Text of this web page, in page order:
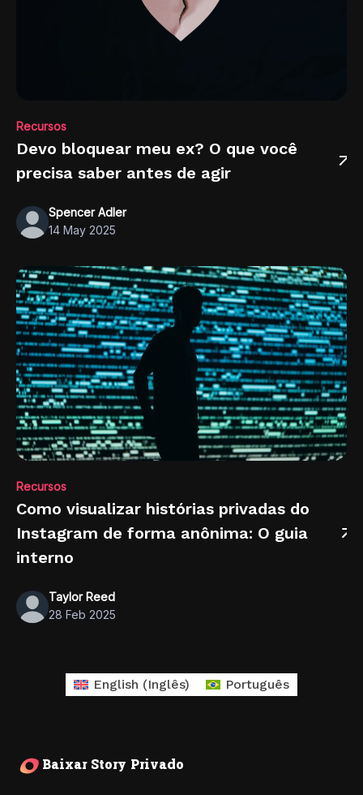
Recursos
Devo bloquear meu ex? O que você
precisa saber antes de agir
Spencer Adler
14 May 2025
Recursos
Como visualizar histórias privadas do
Instagram de forma anônima: O guia
interno
Taylor Reed
28 Feb 2025
English (Inglês) Português
Baixar Story Privado